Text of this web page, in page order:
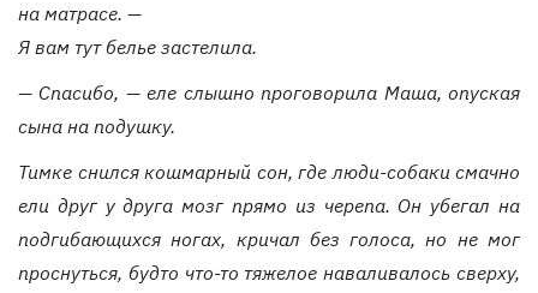
на матрасе. —
Я вам тут белье застелила.
— Спасибо, — еле слышно проговорила Маша, опуская
сына на подушку.
Тимке снился кошмарный сон, где люди-собаки смачно
ели друг у друга мозг прямо из черепа. Он убегал на
подгибающихся ногах, кричал без голоса, но не мог
проснуться, будто что-то тяжелое наваливалось сверху,